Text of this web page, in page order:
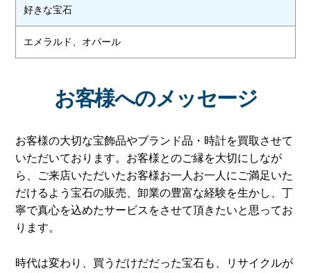
好きな宝石
エメラルド、オパール
お客様へのメッセージ
お客様の大切な宝飾品やブランド品・時計を買取させて
いただいております。お客様とのご縁を大切にしなが
ら、ご来店いただいたお客様お一人お一人にご満足いた
だけるよう宝石の販売、卸業の豊富な経験を生かし、丁
寧で真心を込めたサービスをさせて頂きたいと思ってお
ります。
時代は変わり、買うだけだだった宝石も、リサイクルが